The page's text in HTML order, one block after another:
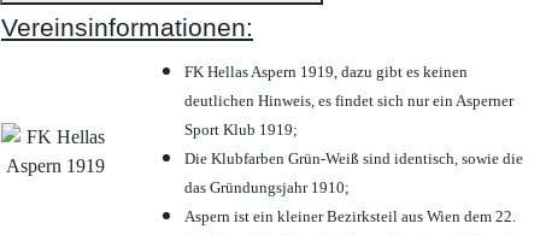
Vereinsinformationen:
FK Hellas Aspern 1919, dazu gibt es keinen
deutlichen Hinweis, es findet sich nur ein Asperner
Sport Klub 1919;
Die Klubfarben Grün-Weiß sind identisch, sowie die
das Gründungsjahr 1910;
Aspern ist ein kleiner Bezirksteil aus Wien dem 22.